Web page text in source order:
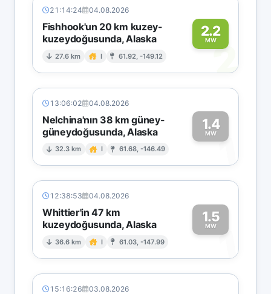
21:14:24 04.08.2026
Fishhook'un 20 km kuzey-
kuzeydoğusunda, Alaska
27.6 km I 61.92, -149.12
2.2
MW2
13:06:02 04.08.2026
Nelchina'nın 38 km güney-
güneydoğusunda, Alaska
32.3 km I 61.68, -146.49
1.4
MW1
12:38:53 04.08.2026
Whittier'in 47 km
kuzeydoğusunda, Alaska
36.6 km I 61.03, -147.99
1.5
MW1
15:16:26 03.08.2026